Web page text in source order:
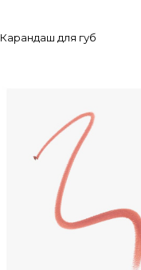
Карандаш для губ